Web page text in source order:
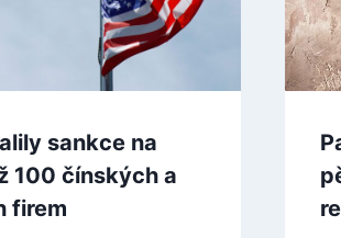
sankce na
100 čínských a
firem